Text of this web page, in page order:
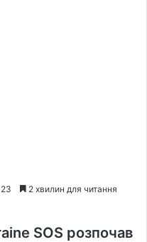
23 2 хвилин для читання
SOS розпочав